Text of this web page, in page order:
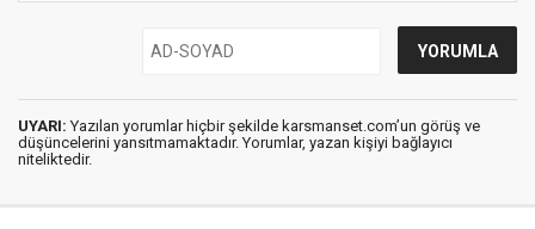
UYARI: Yazılan yorumlar hiçbir şekilde karsmanset.com’un görüş ve
düşüncelerini yansıtmamaktadır. Yorumlar, yazan kişiyi bağlayıcı
niteliktedir.